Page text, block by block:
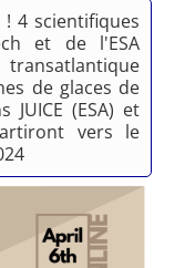
4 scientifiques
et de l'ESA
de glaces de
(ESA) et
vers le